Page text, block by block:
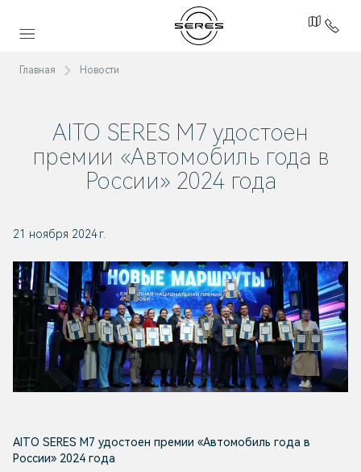
Главная Новости
AITO SERES М7 удостоен
премии «Автомобиль года в
России» 2024 года
21 ноября 2024 г.
AITO SERES М7 удостоен премии «Автомобиль года в
России» 2024 года